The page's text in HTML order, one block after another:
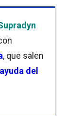
, que salen
ayuda del